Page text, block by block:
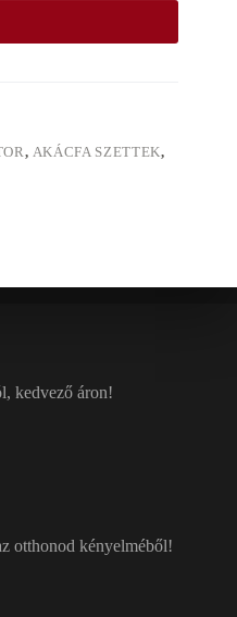
, AKÁCFA SZETTEK,
kedvező áron!
otthonod kényelméből!